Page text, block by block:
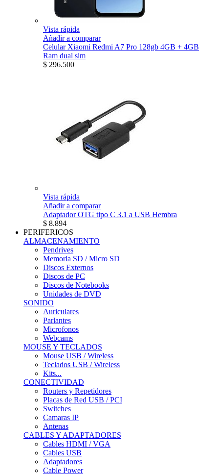
Vista rápida
Añadir a comparar
Celular Xiaomi Redmi A7 Pro 128gb 4GB + 4GB
Ram dual sim
$ 296.500
Vista rápida
Añadir a comparar
Adaptador OTG tipo C 3.1 a USB Hembra
$ 8.894
PERIFERICOS
ALMACENAMIENTO
Pendrives
Memoria SD / Micro SD
Discos Externos
Discos de PC
Discos de Notebooks
Unidades de DVD
SONIDO
Auriculares
Parlantes
Microfonos
Webcams
MOUSE Y TECLADOS
Mouse USB / Wireless
Teclados USB / Wireless
Kits...
CONECTIVIDAD
Routers y Repetidores
Placas de Red USB / PCI
Switches
Camaras IP
Antenas
CABLES Y ADAPTADORES
Cables HDMI / VGA
Cables USB
Adaptadores
Cable Power